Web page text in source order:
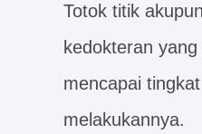
Totok titik
kedokteran
mencapai
melakukannya.